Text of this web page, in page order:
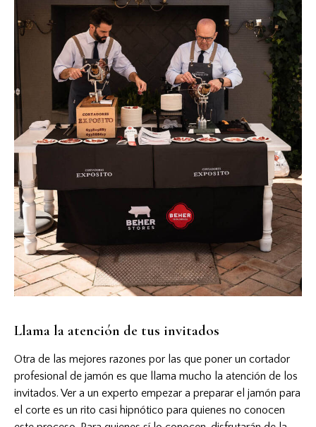
Llama la atención de tus invitados
Otra de las mejores razones por las que poner un cortador
profesional de jamón es que llama mucho la atención de los
invitados. Ver a un experto empezar a preparar el jamón para
el corte es un rito casi hipnótico para quienes no conocen